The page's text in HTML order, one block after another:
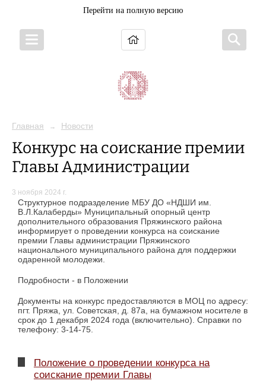
Перейти на полную версию
Главная → Новости
Конкурс на соискание премии
Главы Администрации
3 ноября 2024 г.
Структурное подразделение МБУ ДО «НДШИ им.
В.Л.Калаберды» Муниципальный опорный центр
дополнительного образования Пряжинского района
информирует о проведении конкурса на соискание
премии Главы администрации Пряжинского
национального муниципального района для поддержки
одаренной молодежи.
Подробности - в Положении
Документы на конкурс предоставляются в МОЦ по адресу:
пгт. Пряжа, ул. Советская, д. 87а, на бумажном носителе в
срок до 1 декабря 2024 года (включительно). Справки по
телефону: 3-14-75.
Положение о проведении конкурса на
соискание премии Главы